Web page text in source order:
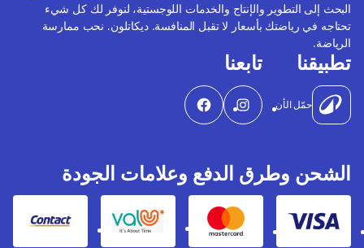
البحث إلى التطوير والإنتاج والخدمات اللوجستية، لنوفر لك كل شيء
تحتاجه في رياضتك بأسعار لا تقبل المنافسة. ديكاتلون. نحب ممارسة
الرياضة.
تطبيقنا
حمّل الأن
تابعنا
الشحن وطرق الدفع وعلامات الجودة
Visa
Mastercard
Valu
Contact